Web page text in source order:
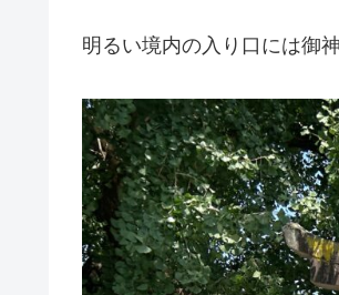
明るい境内の入り口には御